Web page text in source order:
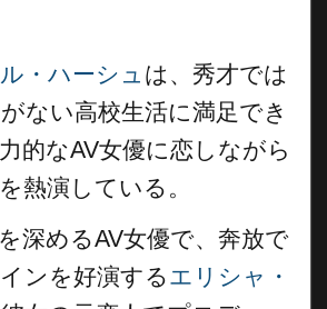
・ハーシュ は、秀才では
ない高校生活に満足でき
的なAV女優に恋しながら
熱演している。
深めるAV女優で、奔放で
ンを好演するエリシャ・